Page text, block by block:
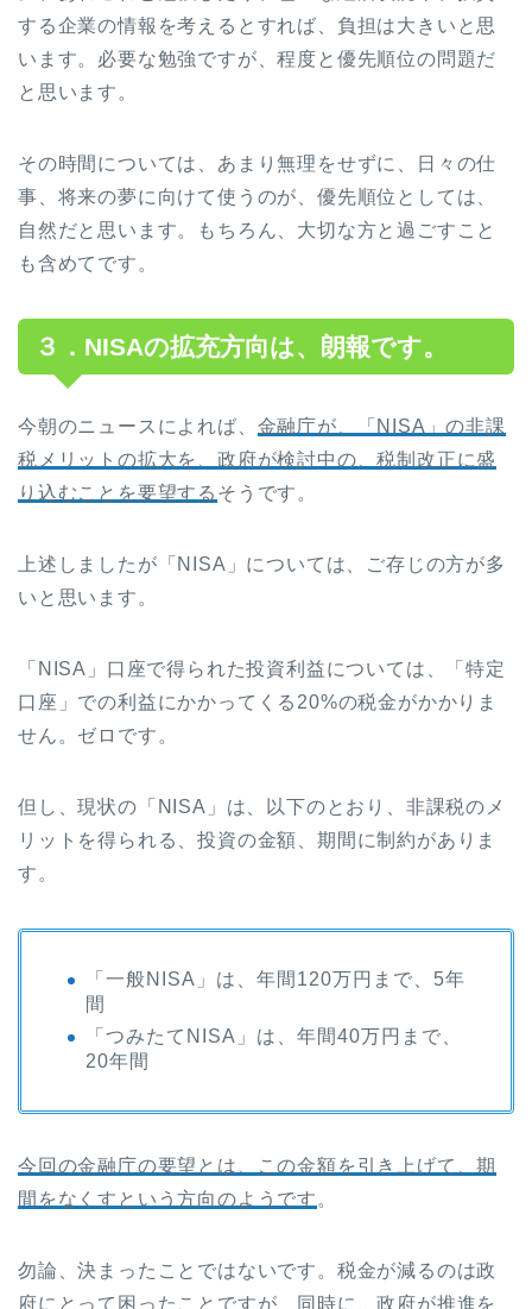
する企業の情報を考えるとすれば、負担は大きいと思
います。必要な勉強ですが、程度と優先順位の問題だ
と思います。
その時間については、あまり無理をせずに、日々の仕
事、将来の夢に向けて使うのが、優先順位としては、
自然だと思います。もちろん、大切な方と過ごすこと
も含めてです。
３．NISAの拡充方向は、朗報です。
今朝のニュースによれば、 金融庁が、「NISA」の非課
税メリットの拡大を、政府が検討中の、税制改正に盛
り込むことを要望する そうです。
上述しましたが「NISA」については、ご存じの方が多
いと思います。
「NISA」口座で得られた投資利益については、「特定
口座」での利益にかかってくる20%の税金がかかりま
せん。ゼロです。
但し、現状の「NISA」は、以下のとおり、非課税のメ
リットを得られる、投資の金額、期間に制約がありま
す。
「一般NISA」は、年間120万円まで、5年
間
「つみたてNISA」は、年間40万円まで、
20年間
今回の金融庁の要望とは、この金額を引き上げて、期
間をなくすという方向のようです 。
勿論、決まったことではないです。税金が減るのは政
府にとって困ったことですが、同時に、政府が推進を